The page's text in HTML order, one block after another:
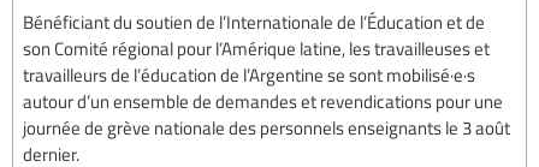
Bénéficiant du soutien de l’Internationale de l’Éducation et de
son Comité régional pour l’Amérique latine, les travailleuses et
travailleurs de l’éducation de l’Argentine se sont mobilisé·e·s
autour d’un ensemble de demandes et revendications pour une
journée de grève nationale des personnels enseignants le 3 août
dernier.